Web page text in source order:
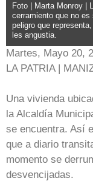
Foto | Marta Monroy |
cerramiento que no es
peligro que
les angustia.
Martes, Mayo 20,
LA PATRIA |
Una vivienda
la Alcaldía
se encuentra. Así
que a diario
momento se
desvencijadas.